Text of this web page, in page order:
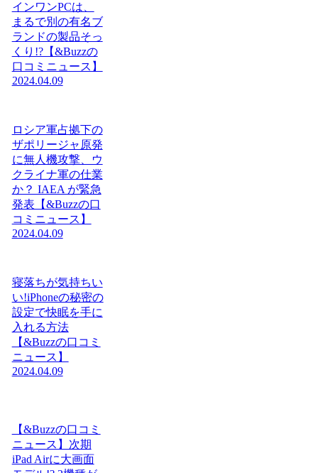
インワンPCは、
まるで別の有名ブ
ランドの製品そっ
くり!?【&Buzzの
口コミニュース】
2024.04.09
ロシア軍占拠下の
ザポリージャ原発
に無人機攻撃、ウ
クライナ軍の仕業
か？ IAEA が緊急
発表【&Buzzの口
コミニュース】
2024.04.09
寝落ちが気持ちい
い!iPhoneの秘密の
設定で快眠を手に
入れる方法
【&Buzzの口コミ
ニュース】
2024.04.09
【&Buzzの口コミ
ニュース】次期
iPad Airに大画面